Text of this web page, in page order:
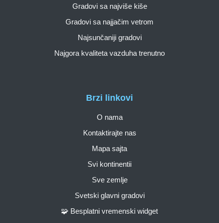
Brzi linkovi
O nama
Kontaktirajte nas
Mapa sajta
Svi kontinentii
Sve zemlje
Svetski glavni gradovi
🧩 Besplatni vremenski widget
Gradovi sa najviše kiše
Gradovi sa najjačim vetrom
Najsunčaniji gradovi
Najgora kvaliteta vazduha trenutno